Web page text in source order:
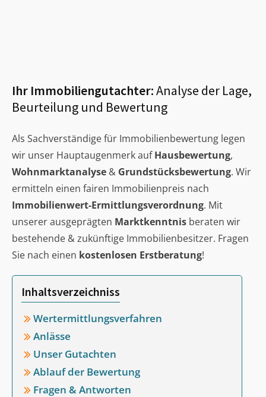
Ihr Immobiliengutachter:Analyse der Lage,
Beurteilung und Bewertung
Als Sachverständige für Immobilienbewertung legen
wir unser Hauptaugenmerk aufHausbewertung,
Wohnmarktanalyse & Grundstücksbewertung. Wir
ermitteln einen fairen Immobilienpreis nach
Immobilienwert-Ermittlungsverordnung. Mit
unserer ausgeprägten Marktkenntnis beraten wir
bestehende & zukünftige Immobilienbesitzer. Fragen
Sie nach einen kostenlosen Erstberatung!
Inhaltsverzeichniss
Wertermittlungsverfahren
Anlässe
Unser Gutachten
Ablauf der Bewertung
Fragen & Antworten